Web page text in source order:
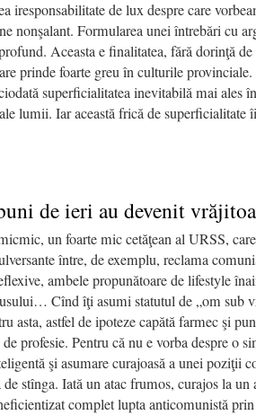
iresponsabilitate de lux despre care
nonşalant. Formularea unei întrebări cu
Aceasta e finalitatea, fără dorinţă
prinde foarte greu în culturile
superficialitatea inevitabilă mai ales
lumii. Iar această frică de superficialitate
de ieri au devenit
un foarte mic cetăţean al URSS,
între, de exemplu, reclama
ambele propunătoare de life­style
Cînd îţi asumi statutul de „om sub
asta, astfel de ipoteze capătă farmec şi
profesie. Pentru că nu e vorba despre o
şi asumare curajoasă a unei poziţii
de stînga. Iată un atac frumos, curajos la
complet lupta anticomunistă